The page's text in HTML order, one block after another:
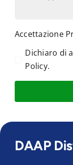
Accettazione
Dichiaro di
Policy.
DAAP